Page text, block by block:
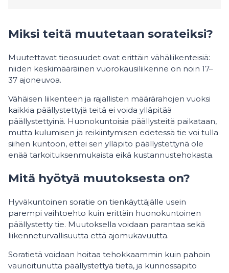
Miksi teitä muutetaan sorateiksi?
Muutettavat tieosuudet ovat erittäin vähäliikenteisiä:
niiden keskimääräinen vuorokausiliikenne on noin 17–
37 ajoneuvoa.
Vähäisen liikenteen ja rajallisten määrärahojen vuoksi
kaikkia päällystettyjä teitä ei voida ylläpitää
päällystettyinä. Huonokuntoisia päällysteitä paikataan,
mutta kulumisen ja reikiintymisen edetessä tie voi tulla
siihen kuntoon, ettei sen ylläpito päällystettynä ole
enää tarkoituksenmukaista eikä kustannustehokasta.
Mitä hyötyä muutoksesta on?
Hyväkuntoinen soratie on tienkäyttäjälle usein
parempi vaihtoehto kuin erittäin huonokuntoinen
päällystetty tie. Muutoksella voidaan parantaa sekä
liikenneturvallisuutta että ajomukavuutta.
Soratietä voidaan hoitaa tehokkaammin kuin pahoin
vaurioitunutta päällystettyä tietä, ja kunnossapito